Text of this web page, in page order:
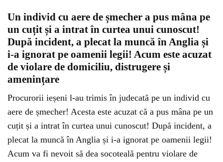
Un individ cu aere de șmecher a pus mâna pe
un cuțit și a intrat în curtea unui cunoscut!
După incident, a plecat la muncă în Anglia și
i-a ignorat pe oamenii legii! Acum este acuzat
de violare de domiciliu, distrugere și
amenințare
Procurorii ieșeni l-au trimis în judecată pe un individ cu
aere de șmecher! Acesta este acuzat că a pus mâna pe un
cuțit și a intrat în curtea unui cunoscut! După incident, a
plecat la muncă în Anglia și i-a ignorat pe oamenii legii!
Acum va fi nevoit să dea socoteală pentru violare de